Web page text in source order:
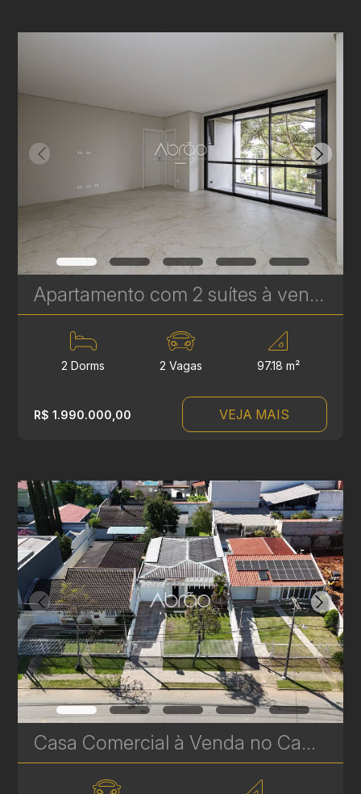
Apartamento com 2 suítes à venda no Edifício Casamia - 97.18 m² | Ref. 1768
2 Dorms 2 Vagas 97.18 m²
R$ 1.990.000,00 VEJA MAIS
Casa Comercial à Venda no Campina do Siqueira – 153 m² com Excelente Localização | Ref. 616